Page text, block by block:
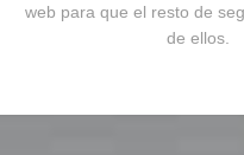
web para que el resto de
de ellos.